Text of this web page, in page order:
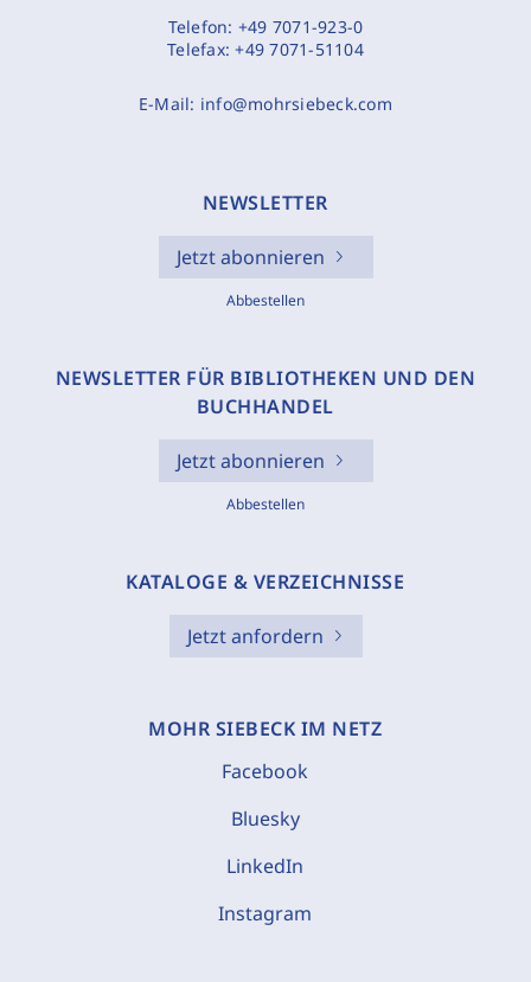
Telefon: +49 7071-923-0
Telefax:+49 7071-51104
E-Mail: info@mohrsiebeck.com
NEWSLETTER
Jetzt abonnieren
Abbestellen
NEWSLETTER FÜR BIBLIOTHEKEN UND DEN
BUCHHANDEL
Jetzt abonnieren
Abbestellen
KATALOGE & VERZEICHNISSE
Jetzt anfordern
MOHR SIEBECK IM NETZ
Facebook
Bluesky
LinkedIn
Instagram